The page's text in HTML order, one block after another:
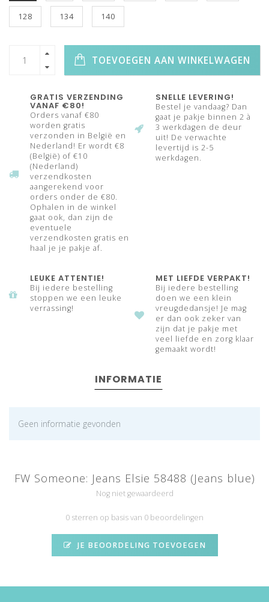
128 134 140
TOEVOEGEN AAN WINKELWAGEN
GRATIS VERZENDING
VANAF €80!
Orders vanaf €80
worden gratis
verzonden in België en
Nederland! Er wordt €8
(België) of €10
(Nederland)
verzendkosten
aangerekend voor
orders onder de €80.
Ophalen in de winkel
gaat ook, dan zijn de
eventuele
verzendkosten gratis en
haal je je pakje af.
SNELLE LEVERING!
Bestel je vandaag? Dan
gaat je pakje binnen 2 à
3 werkdagen de deur
uit! De verwachte
levertijd is 2-5
werkdagen.
LEUKE ATTENTIE!
Bij iedere bestelling
stoppen we een leuke
verrassing!
MET LIEFDE VERPAKT!
Bij iedere bestelling
doen we een klein
vreugdedansje! Je mag
er dan ook zeker van
zijn dat je pakje met
veel liefde en zorg klaar
gemaakt wordt!
INFORMATIE
Geen informatie gevonden
FW Someone: Jeans Elsie 58488 (Jeans blue)
Nog niet gewaardeerd
0 sterren op basis van 0 beoordelingen
JE BEOORDELING TOEVOEGEN